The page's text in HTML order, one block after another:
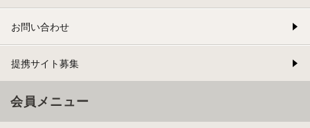
お問い合わせ
提携サイト募集
会員メニュー